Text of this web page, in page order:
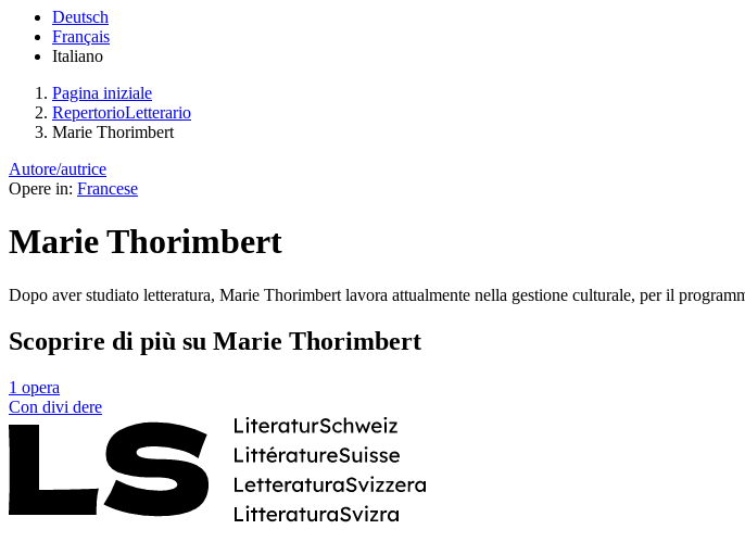
Deutsch
Français
Italiano
Pagina iniziale
RepertorioLetterario
Marie Thorimbert
Autore/autrice
Opere in: Francese
Marie Thorimbert
Dopo aver studiato letteratura, Marie Thorimbert lavora attualmente nella gestione culturale, per il
Scoprire di più su Marie Thorimbert
1 opera
Con divi dere